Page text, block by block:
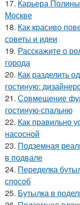
17. Карьера
Москве
18. Как красиво
советы и идеи
19. Расскажите о
города
20. Как разделить
гостиную:
21. Совмещение
гостиную-спальню
22. Как правильно
насосной
23. Подземная
в подвале
24. Переделка
способ
25. Бутылка в